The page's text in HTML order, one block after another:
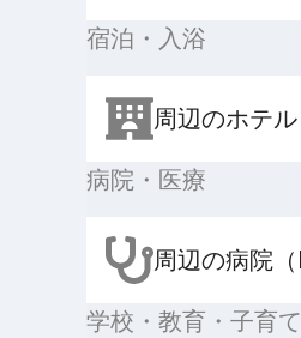
宿泊・入浴
周辺のホテル
病院・医療
周辺の病院（
学校・教育・子育て